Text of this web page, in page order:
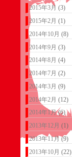
2015年3月 (3)
2015年2月 (1)
2014年10月 (8)
2014年9月 (3)
2014年8月 (4)
2014年7月 (2)
2014年3月 (9)
2014年2月 (12)
2014年1月(6)
2013年12月 (1)
2013年11月 (9)
2013年10月 (22)